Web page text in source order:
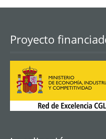
Proyecto